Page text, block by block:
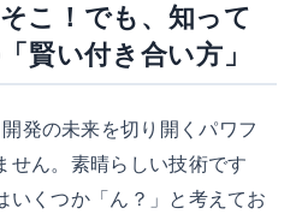
こ！でも、知って
賢い付き合い方」
発の未来を切り開くパワフ
せん。素晴らしい技術です
いくつか「ん？」と考えてお